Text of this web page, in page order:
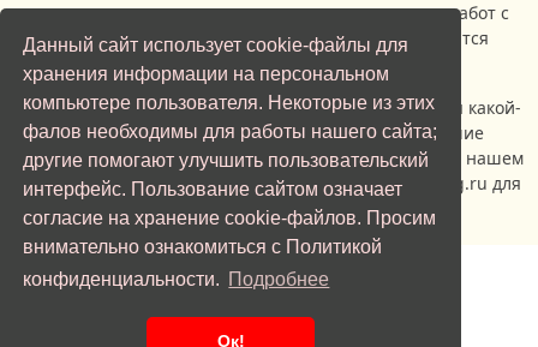
Данный сайт использует cookie-файлы для
хранения информации на персональном
компьютере пользователя. Некоторые из этих
фалов необходимы для работы нашего сайта;
другие помогают улучшить пользовательский
интерфейс. Пользование сайтом означает
согласие на хранение cookie-файлов. Просим
внимательно ознакомиться с Политикой
конфиденциальности. Подробнее
Ок!
возможности проведения ремонтых и сервисных работ с
автомобилями, производителями которых являются
владельцы торговых марок.
Если вы являетесь представителем правообладателя какой-
либо торговой марки, и вас не устраивает наличие
изображения логотипа указанной торговой марки на нашем
сайте, просьба обратиться по адерсу info@ats-tuning.ru для
урегулирования спорной ситуации.
Отправить заявку